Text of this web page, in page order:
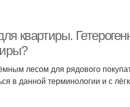
квартиры.
лесом для рядового
в данной терминологии и с